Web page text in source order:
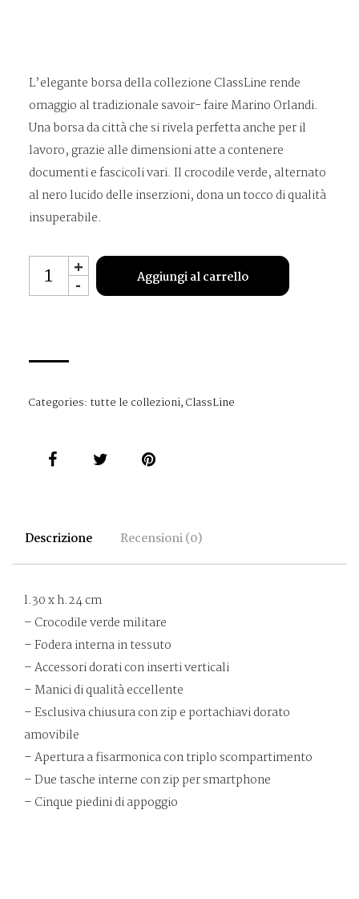
L’elegante borsa della collezione ClassLine rende
omaggio al tradizionale savoir- faire Marino Orlandi.
Una borsa da città che si rivela perfetta anche per il
lavoro, grazie alle dimensioni atte a contenere
documenti e fascicoli vari. Il crocodile verde, alternato
al nero lucido delle inserzioni, dona un tocco di qualità
insuperabile.
MO4524
quantità
+
-
Aggiungi al carrello
Categories: tutte le collezioni,ClassLine
Descrizione Recensioni (0)
l.30 x h.24 cm
– Crocodile verde militare
– Fodera interna in tessuto
– Accessori dorati con inserti verticali
– Manici di qualità eccellente
– Esclusiva chiusura con zip e portachiavi dorato
amovibile
– Apertura a fisarmonica con triplo scompartimento
– Due tasche interne con zip per smartphone
– Cinque piedini di appoggio